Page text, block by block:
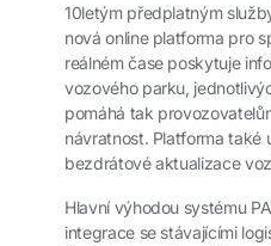
10letým předplatným
nová online platforma pro
reálném čase poskytuje
vozového parku,
pomáhá tak
návratnost. Platforma také
bezdrátové aktualizace
Hlavní výhodou systému
integrace se stávajícími